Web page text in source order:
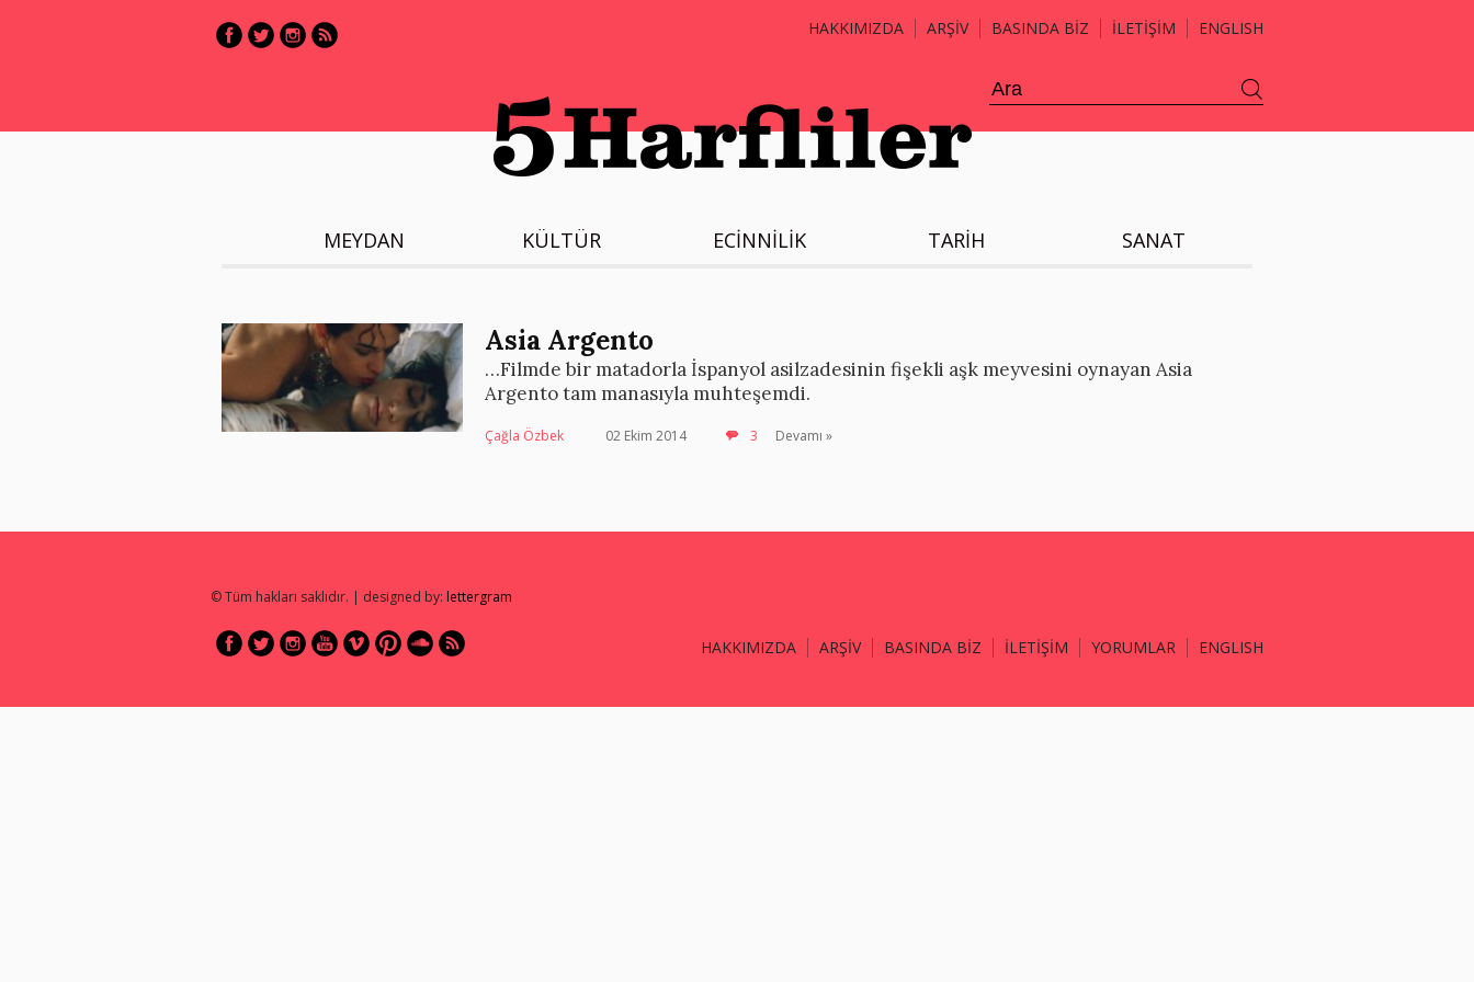
HAKKIMIZDA ARŞİV BASINDA BİZ İLETİŞİM ENGLISH
MEYDAN KÜLTÜR ECİNNİLİK TARİH SANAT
Asia Argento
…Filmde bir matadorla İspanyol asilzadesinin fişekli aşk meyvesini oynayan Asia
Argento tam manasıyla muhteşemdi.
Çağla Özbek 02 Ekim 2014 3 Devamı »
© Tüm hakları saklıdır. | designed by: lettergram
HAKKIMIZDA ARŞİV BASINDA BİZ İLETİŞİM YORUMLAR ENGLISH